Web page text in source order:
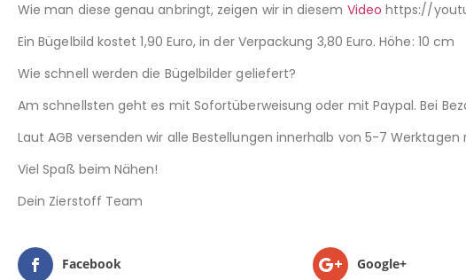
Wie man diese genau anbringt, zeigen wir in diesem Video https://
Ein Bügelbild kostet 1,90 Euro, in der Verpackung 3,80 Euro. Höhe: 10 cm
Wie schnell werden die Bügelbilder geliefert?
Am schnellsten geht es mit Sofortüberweisung oder mit Paypal. Bei
Laut AGB versenden wir alle Bestellungen innerhalb von 5-7
Viel Spaß beim Nähen!
Dein Zierstoff Team
Facebook Google+